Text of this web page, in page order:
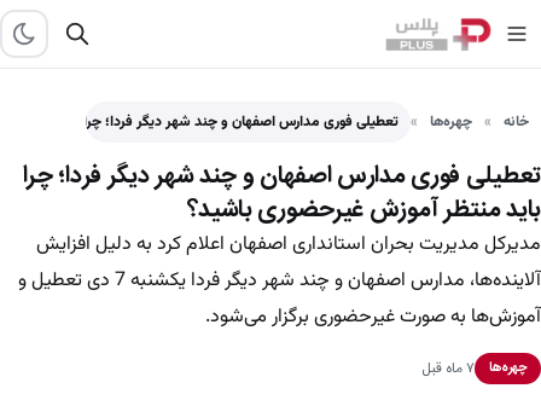
خانه چهره‌ها تعطیلی فوری مدارس اصفهان و چند شهر دیگر فردا؛ چرا…
تعطیلی فوری مدارس اصفهان و چند شهر دیگر فردا؛ چرا
باید منتظر آموزش غیرحضوری باشید؟
مدیرکل مدیریت بحران استانداری اصفهان اعلام کرد به دلیل افزایش
آلاینده‌ها، مدارس اصفهان و چند شهر دیگر فردا یکشنبه 7 دی تعطیل و
آموزش‌ها به صورت غیرحضوری برگزار می‌شود.
چهره‌ها ۷ ماه قبل